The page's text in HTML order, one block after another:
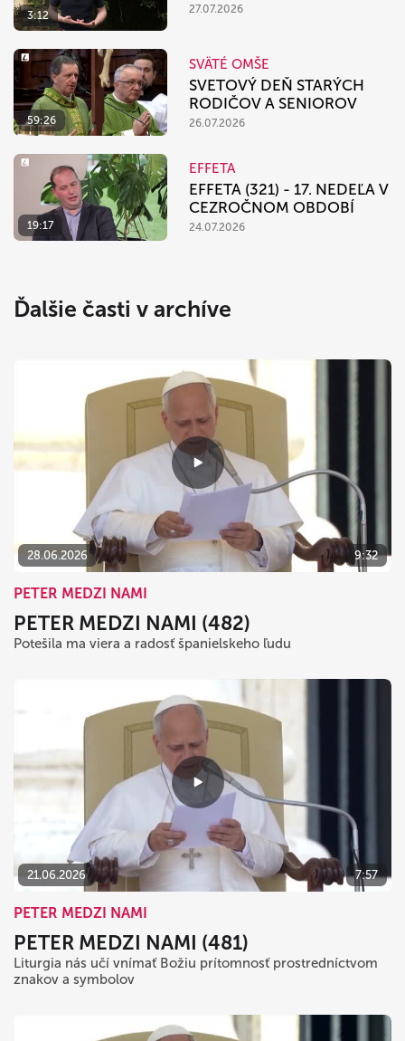
3:12
27.07.2026
59:26
SVÄTÉ OMŠE
SVETOVÝ DEŇ STARÝCH
RODIČOV A SENIOROV
26.07.2026
19:17
EFFETA
EFFETA (321) - 17. NEDEĽA V
CEZROČNOM OBDOBÍ
24.07.2026
Ďalšie časti v archíve
28.06.2026 9:32
PETER MEDZI NAMI
PETER MEDZI NAMI (482)
Potešila ma viera a radosť španielskeho ľudu
21.06.2026 7:57
PETER MEDZI NAMI
PETER MEDZI NAMI (481)
Liturgia nás učí vnímať Božiu prítomnosť prostredníctvom
znakov a symbolov